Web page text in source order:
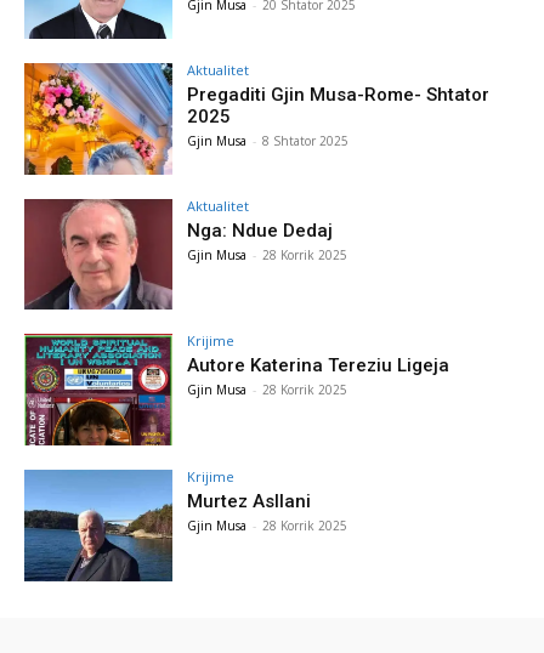
Gjin Musa - 20 Shtator 2025
Aktualitet
Pregaditi Gjin Musa-Rome- Shtator
2025
Gjin Musa - 8 Shtator 2025
Aktualitet
Nga: Ndue Dedaj
Gjin Musa - 28 Korrik 2025
Krijime
Autore Katerina Tereziu Ligeja
Gjin Musa - 28 Korrik 2025
Krijime
Murtez Asllani
Gjin Musa - 28 Korrik 2025